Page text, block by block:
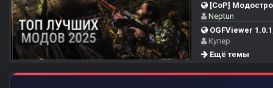
[CoP]
Neptun
OGFViewer
Купер
Ещё темы